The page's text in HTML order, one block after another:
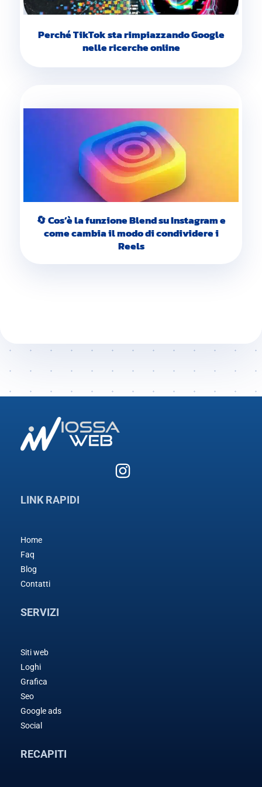
Perché TikTok sta rimpiazzando Google
nelle ricerche online
🔄 Cos’è la funzione Blend su Instagram e
come cambia il modo di condividere i
Reels
LINK RAPIDI
Home
Faq
Blog
Contatti
SERVIZI
Siti web
Loghi
Grafica
Seo
Google ads
Social
RECAPITI